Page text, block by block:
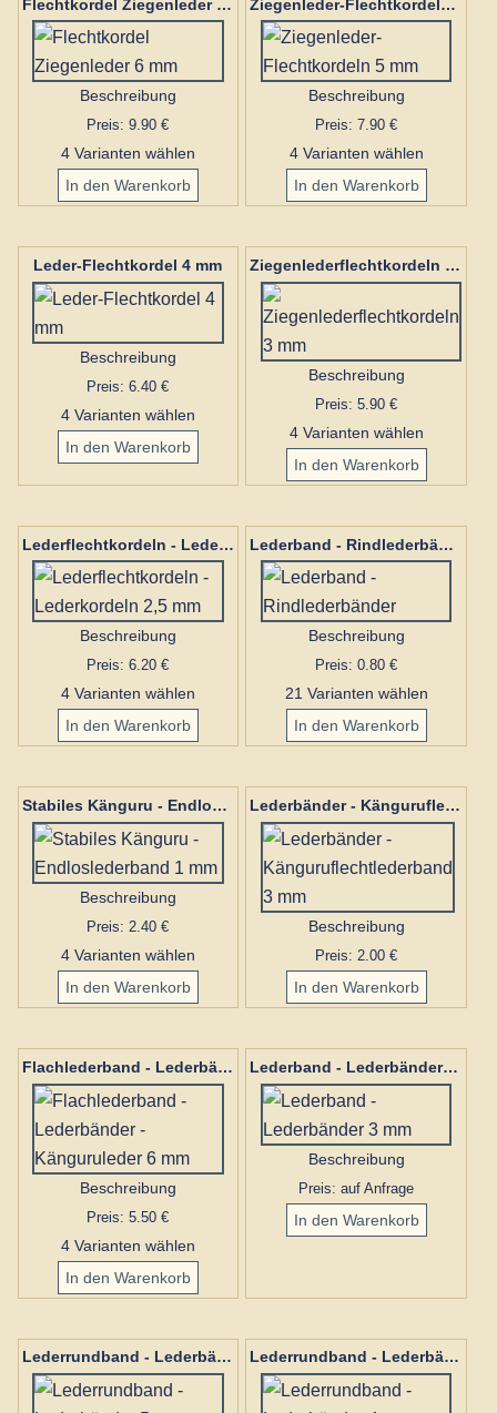
Flechtkordel Ziegenleder 6 mm
Beschreibung
Preis: 9.90 €
4 Varianten wählen
Ziegenleder-Flechtkordeln 5 mm
Beschreibung
Preis: 7.90 €
4 Varianten wählen
Leder-Flechtkordel 4 mm
Beschreibung
Preis: 6.40 €
4 Varianten wählen
Ziegenlederflechtkordeln 3 mm
Beschreibung
Preis: 5.90 €
4 Varianten wählen
Lederflechtkordeln - Lederkordeln 2,5 mm
Beschreibung
Preis: 6.20 €
4 Varianten wählen
Lederband - Rindlederbänder
Beschreibung
Preis: 0.80 €
21 Varianten wählen
Stabiles Känguru - Endloslederband 1 mm
Beschreibung
Preis: 2.40 €
4 Varianten wählen
Lederbänder - Känguruflechtlederband 3 mm
Beschreibung
Preis: 2.00 €
Flachlederband - Lederbänder - Känguruleder 6 mm
Beschreibung
Preis: 5.50 €
4 Varianten wählen
Lederband - Lederbänder 3 mm
Beschreibung
Preis: auf Anfrage
Lederrundband - Lederbänder 5 mm Lederrundband - Lederbänder 4 mm